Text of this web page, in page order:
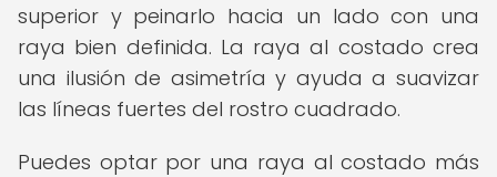
superior y peinarlo hacia un lado con una
raya bien definida. La raya al costado crea
una ilusión de asimetría y ayuda a suavizar
las líneas fuertes del rostro cuadrado.
Puedes optar por una raya al costado más